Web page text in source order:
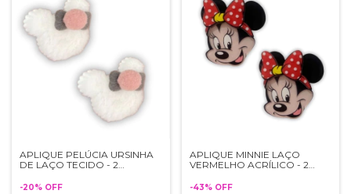
APLIQUE PELÚCIA URSINHA
DE LAÇO TECIDO - 2
-20% OFF
APLIQUE MINNIE LAÇO
VERMELHO ACRÍLICO - 2
-43% OFF